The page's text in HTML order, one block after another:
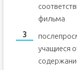
фильма
учащиеся